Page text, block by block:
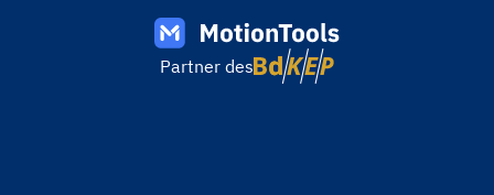
Partner des